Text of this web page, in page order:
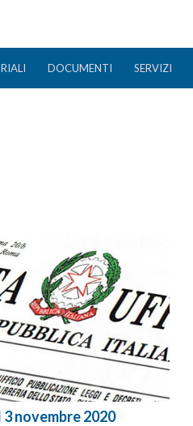
DOCUMENTI SERVIZI
3 novembre 2020